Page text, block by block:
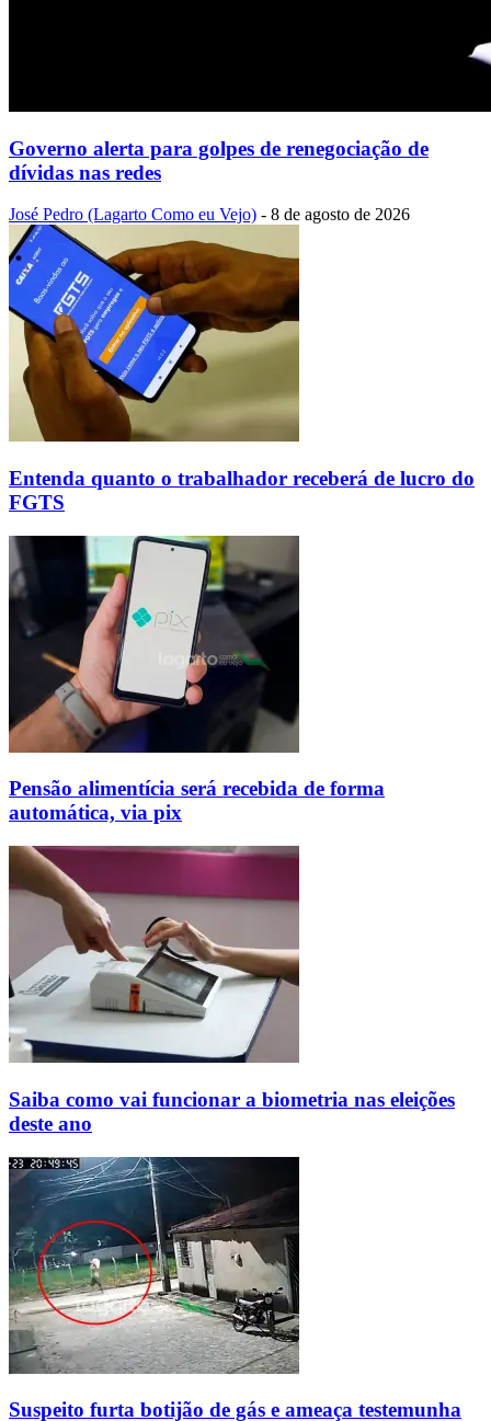
Governo alerta para golpes de renegociação de
dívidas nas redes
José Pedro (Lagarto Como eu Vejo) - 8 de agosto de 2026
Entenda quanto o trabalhador receberá de lucro do
FGTS
Pensão alimentícia será recebida de forma
automática, via pix
Saiba como vai funcionar a biometria nas eleições
deste ano
Suspeito furta botijão de gás e ameaça testemunha